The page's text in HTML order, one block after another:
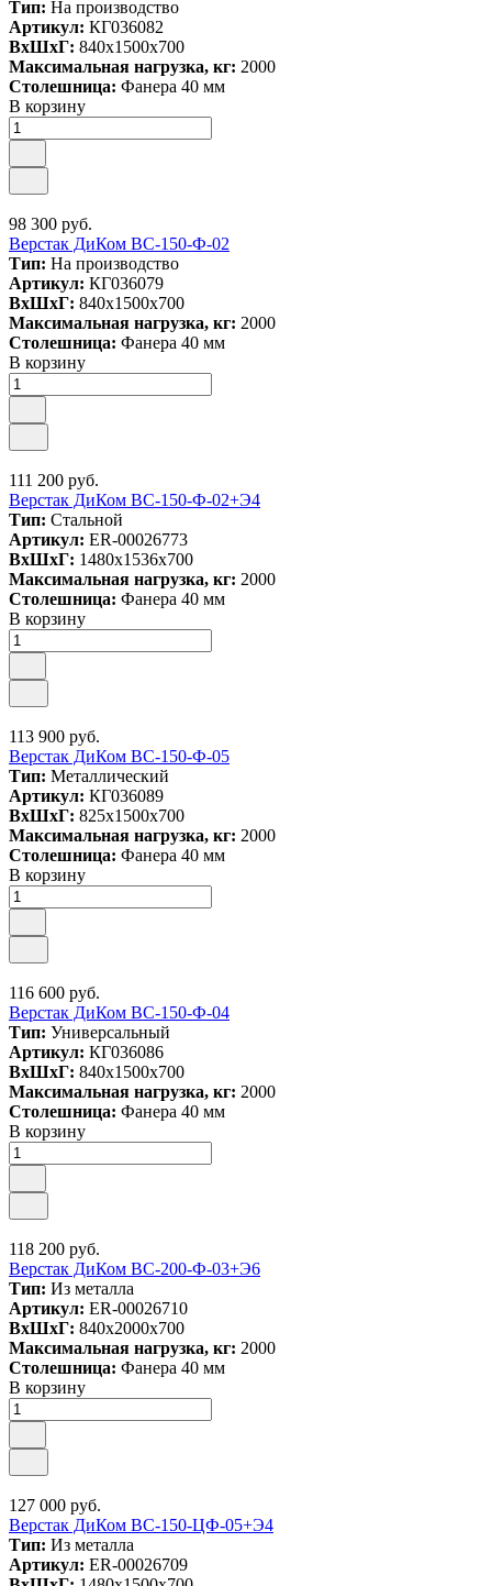
Тип: На производство
Артикул: КГ036082
ВxШxГ: 840x1500x700
Максимальная нагрузка, кг: 2000
Столешница: Фанера 40 мм
В корзину
98 300 руб.
Верстак ДиКом ВС-150-Ф-02
Тип: На производство
Артикул: КГ036079
ВxШxГ: 840x1500x700
Максимальная нагрузка, кг: 2000
Столешница: Фанера 40 мм
В корзину
111 200 руб.
Верстак ДиКом ВС-150-Ф-02+Э4
Тип: Стальной
Артикул: ER-00026773
ВxШxГ: 1480x1536x700
Максимальная нагрузка, кг: 2000
Столешница: Фанера 40 мм
В корзину
113 900 руб.
Верстак ДиКом ВС-150-Ф-05
Тип: Металлический
Артикул: КГ036089
ВxШxГ: 825x1500x700
Максимальная нагрузка, кг: 2000
Столешница: Фанера 40 мм
В корзину
116 600 руб.
Верстак ДиКом ВС-150-Ф-04
Тип: Универсальный
Артикул: КГ036086
ВxШxГ: 840x1500x700
Максимальная нагрузка, кг: 2000
Столешница: Фанера 40 мм
В корзину
118 200 руб.
Верстак ДиКом ВС-200-Ф-03+Э6
Тип: Из металла
Артикул: ER-00026710
ВxШxГ: 840x2000x700
Максимальная нагрузка, кг: 2000
Столешница: Фанера 40 мм
В корзину
127 000 руб.
Верстак ДиКом ВС-150-ЦФ-05+Э4
Тип: Из металла
Артикул: ER-00026709